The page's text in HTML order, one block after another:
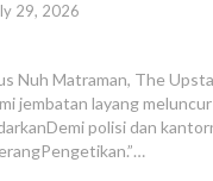
29, 2026
Nuh Matraman, The
jembatan layang
polisi dan